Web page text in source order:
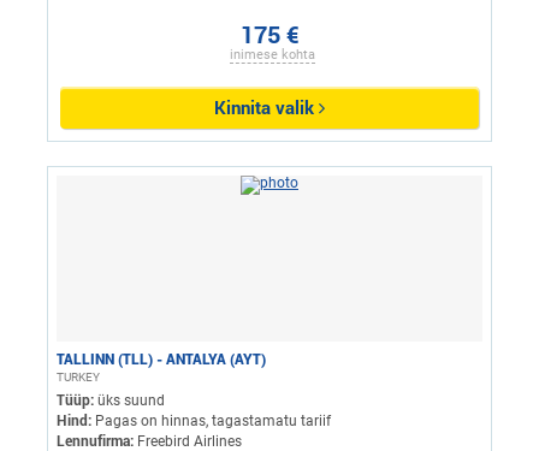
175 €
inimese kohta
Kinnita valik
TALLINN (TLL) - ANTALYA (AYT)
TURKEY
Tüüp: üks suund
Hind: Pagas on hinnas, tagastamatu tariif
Lennufirma: Freebird Airlines